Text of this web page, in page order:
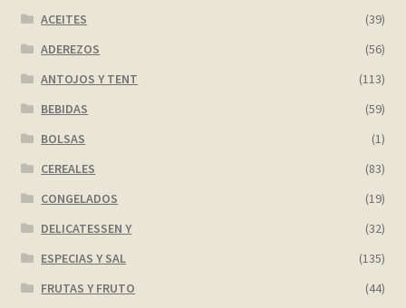
ACEITES
(39)
ADEREZOS
(56)
ANTOJOS Y TENT
(113)
BEBIDAS
(59)
BOLSAS
(1)
CEREALES
(83)
CONGELADOS
(19)
DELICATESSEN Y
(32)
ESPECIAS Y SAL
(135)
FRUTAS Y FRUTO
(44)